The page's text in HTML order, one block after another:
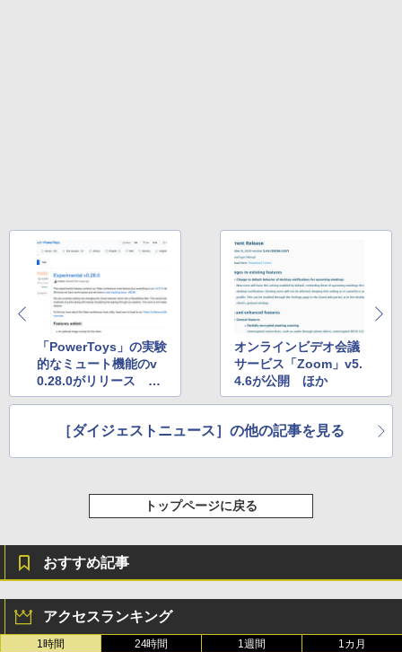
「PowerToys」の実験
的なミュート機能のv
0.28.0がリリース ほ
か
オンラインビデオ会議
サービス「Zoom」v5.
4.6が公開 ほか
［ダイジェストニュース］の他の記事を見る
トップページに戻る
おすすめ記事
アクセスランキング
1時間 24時間 1週間 1カ月